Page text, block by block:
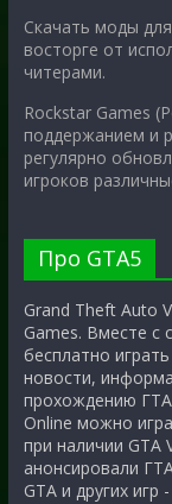
Скачать моды
восторге от
читерами.
Rockstar Games
поддержанием и
регулярно
игроков
Про GTA5
Grand Theft Auto
Games. Вместе с
бесплатно
новости,
прохождению ГТА
Online можно
при наличии GTA
анонсировали
GTA и других